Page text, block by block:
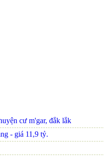
cư m'gar, đắk lắk
- giá 11,9 tỷ.